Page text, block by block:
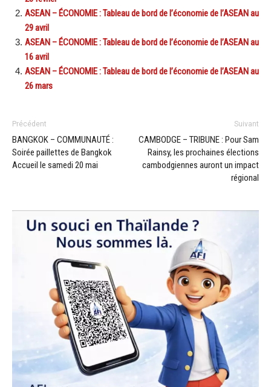
ASEAN – ÉCONOMIE : Tableau de bord de l’économie de l’ASEAN au
29 avril
ASEAN – ÉCONOMIE : Tableau de bord de l’économie de l’ASEAN au
16 avril
ASEAN – ÉCONOMIE : Tableau de bord de l’économie de l’ASEAN au
26 mars
Précédent
BANGKOK – COMMUNAUTÉ :
Soirée paillettes de Bangkok
Accueil le samedi 20 mai
Suivant
CAMBODGE – TRIBUNE : Pour Sam
Rainsy, les prochaines élections
cambodgiennes auront un impact
régional